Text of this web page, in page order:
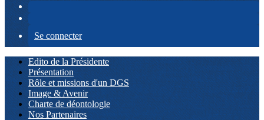
Se connecter
Edito de la Présidente
Présentation
Rôle et missions d'un DGS
Image & Avenir
Charte de déontologie
Nos Partenaires